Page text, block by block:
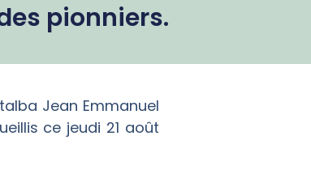
pionniers.
Jean Emmanuel
ce jeudi 21 août